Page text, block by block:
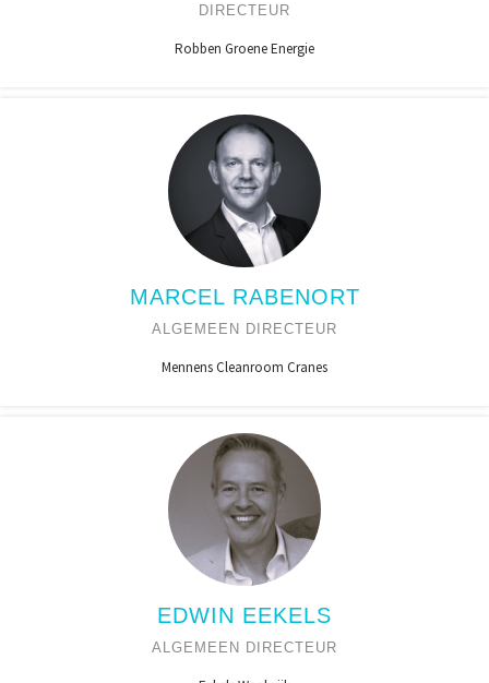
DIRECTEUR
Robben Groene Energie
MARCEL RABENORT
ALGEMEEN DIRECTEUR
Mennens Cleanroom Cranes
EDWIN EEKELS
ALGEMEEN DIRECTEUR